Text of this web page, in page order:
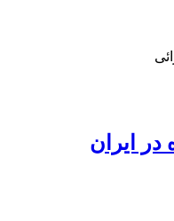
ایران